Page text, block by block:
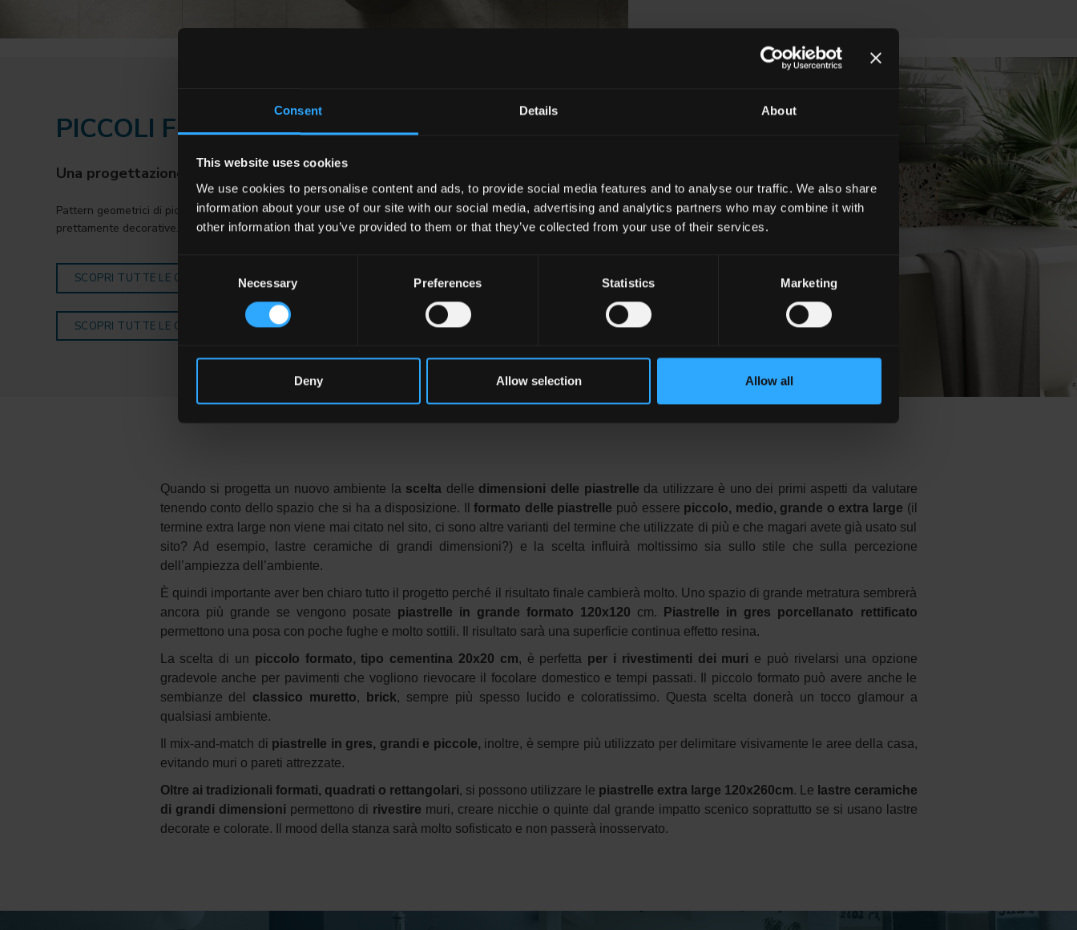
Consent Details About
This website uses cookies
We use cookies to personalise content and ads, to provide social media features and to analyse our traffic. We also share
information about your use of our site with our social media, advertising and analytics partners who may combine it with
other information that you’ve provided to them or that they’ve collected from your use of their services.
Consent
Selection
Necessary Preferences Statistics Marketing
Deny Allow selection Allow all
PICCOLI FORMATI
Una progettazione curata al minimo dettaglio.
Pattern geometrici di piccole dimensioni disegnano superfici
prettamente decorative.
SCOPRI TUTTE LE COLLEZIONI
SCOPRI TUTTE LE COLLEZIONI FAETANO
Quando si progetta un nuovo ambiente la scelta delle dimensioni delle piastrelle da utilizzare è uno dei primi aspetti da valutare
tenendo conto dello spazio che si ha a disposizione. Ilformato delle piastrelle può essere piccolo, medio, grande o extra large (il
termine extra large non viene mai citato nel sito, ci sono altre varianti del termine che utilizzate di più e che magari avete già usato sul
sito? Ad esempio, lastre ceramiche di grandi dimensioni?) e la scelta influirà moltissimo sia sullo stile che sulla percezione
dell’ampiezza dell’ambiente.
È quindi importante aver ben chiaro tutto il progetto perché il risultato finale cambierà molto. Uno spazio di grande metratura sembrerà
ancora più grande se vengono posate piastrelle in grande formato 120x120 cm.
Piastrelle in gres porcellanato rettificato
permettono una posa con poche fughe e molto sottili. Il risultato sarà una superficie continua effetto resina.
La scelta di un piccolo formato, tipo cementina 20x20 cm, è perfetta per i rivestimenti dei muri e può rivelarsi una opzione
gradevole anche per pavimenti che vogliono rievocare il focolare domestico e tempi passati. Il piccolo formato può avere anche le
sembianze del classico muretto, brick, sempre più spesso lucido e coloratissimo. Questa scelta donerà un tocco glamour a
qualsiasi ambiente.
Il mix-and-match di piastrelle in gres, grandi e piccole, inoltre, è sempre più utilizzato per delimitare visivamente le aree della casa,
evitando muri o pareti attrezzate.
Oltre ai tradizionali formati, quadrati o rettangolari, si possono utilizzare le piastrelle extra large 120x260cm. Le lastre ceramiche
di grandi dimensioni permettono di rivestire muri, creare nicchie o quinte dal grande impatto scenico soprattutto se si usano lastre
decorate e colorate. Il mood della stanza sarà molto sofisticato e non passerà inosservato.